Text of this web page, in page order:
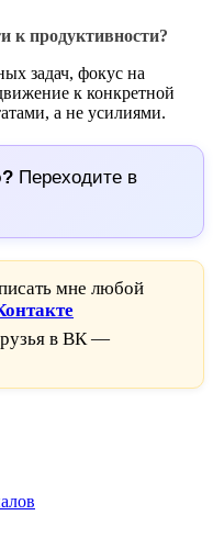
к продуктивности?
задач, фокус на
к конкретной
а не усилиями.
Переходите в
мне любой
в ВК —